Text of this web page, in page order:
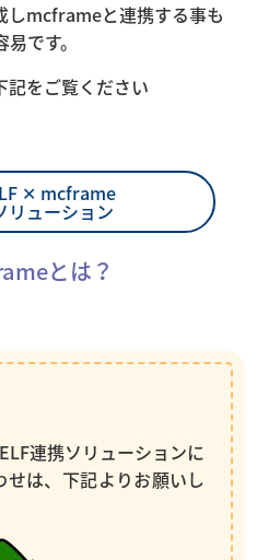
しmcframeと連携する事も
易です。
記をご覧ください
✕ mcframe
リューション
とは？
連携ソリューションに
せは、下記よりお願いし